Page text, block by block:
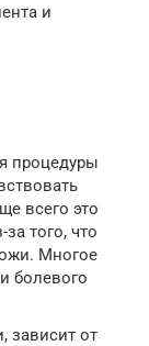
и
процедуры
всего это
того, что
Многое
болевого
зависит от